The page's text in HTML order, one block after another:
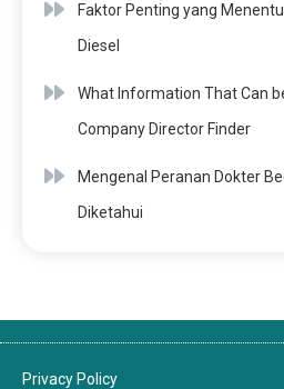
Faktor Penting yang
Diesel
What Information That Can
Company Director Finder
Mengenal Peranan Dokter
Diketahui
Privacy Policy